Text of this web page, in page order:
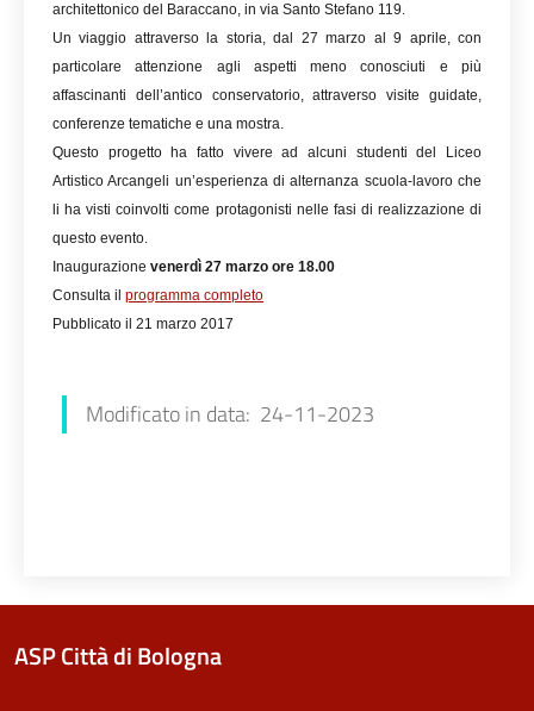
architettonico del Baraccano, in via Santo Stefano 119.
Un viaggio attraverso la storia, dal 27 marzo al 9 aprile, con
particolare attenzione agli aspetti meno conosciuti e più
affascinanti dell’antico conservatorio, attraverso visite guidate,
conferenze tematiche e una mostra.
Questo progetto ha fatto vivere ad alcuni studenti del Liceo
Artistico Arcangeli un’esperienza di alternanza scuola-lavoro che
li ha visti coinvolti come protagonisti nelle fasi di realizzazione di
questo evento.
Inaugurazione venerdì 27 marzo ore 18.00
Consulta il programma completo
Pubblicato il 21 marzo 2017
Modificato in data: 24-11-2023
ASP Città di Bologna